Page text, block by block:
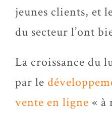
jeunes clients, et
du secteur l’ont
La croissance du
par le
vente en ligne « à